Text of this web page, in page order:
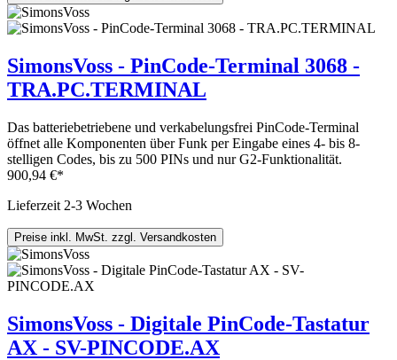
SimonsVoss - PinCode-Terminal 3068 -
TRA.PC.TERMINAL
Das batteriebetriebene und verkabelungsfrei PinCode-Terminal
öffnet alle Komponenten über Funk per Eingabe eines 4- bis 8-
stelligen Codes, bis zu 500 PINs und nur G2-Funktionalität.
900,94 €*
Lieferzeit 2-3 Wochen
Preise inkl. MwSt. zzgl. Versandkosten
SimonsVoss - Digitale PinCode-Tastatur
AX - SV-PINCODE.AX